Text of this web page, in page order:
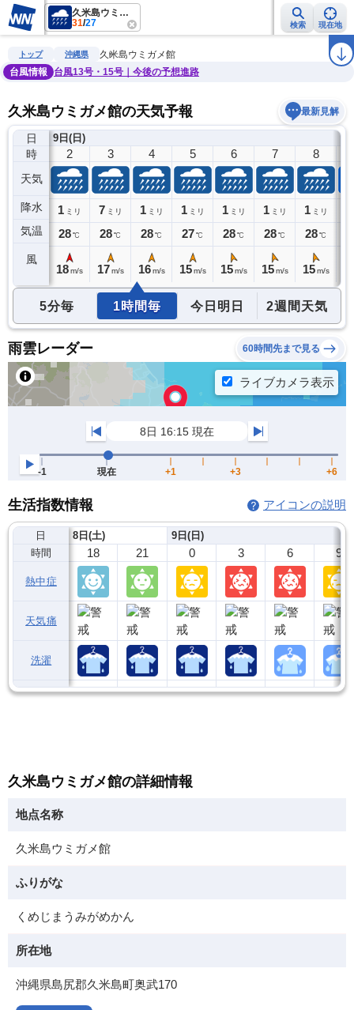
久米島ウミガメ館
31/27 検索 現在地
雨雲レーダー 台風情報 地震情報 ラ
トップ 沖縄県
久米島ウミガメ館
台風情報
台風13号・15号｜今後の予想進路
久米島ウミガメ館の天気予報 最新見解
日
時
天気
降水
気温
風
9日(日)
1
2ミリ
28℃
18
2
1 ミリ
28℃
18 m/s
3
7 ミリ
28℃
17 m/s
4
1 ミリ
28℃
16 m/s
5
1 ミリ
27℃
15 m/s
6
1 ミリ
28℃
15 m/s
7
1 ミリ
28℃
15 m/s
8
1 ミリ
28℃
15 m/s
5分毎 1時間毎 今日明日 2週間天気
雨雲レーダー 60時間先まで見る
生活指数情報 アイコンの説明
日
時間
熱中症
天気痛
洗濯
8日(土)
18 21
9日(日)
0 3 6 9
久米島ウミガメ館の詳細情報
地点名称
久米島ウミガメ館
ふりがな
くめじまうみがめかん
所在地
沖縄県島尻郡久米島町奥武170